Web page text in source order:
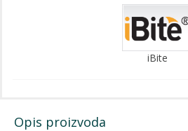
iBite
Opis proizvoda